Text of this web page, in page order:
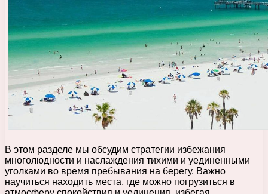
В этом разделе мы обсудим стратегии избежания
многолюдности и наслаждения тихими и уединенными
уголками во время пребывания на берегу. Важно
научиться находить места, где можно погрузиться в